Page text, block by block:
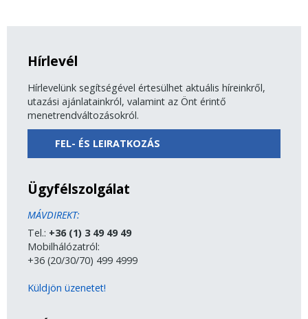
Hírlevél
Hírlevelünk segítségével értesülhet aktuális híreinkről,
utazási ajánlatainkról, valamint az Önt érintő
menetrendváltozásokról.
FEL- ÉS LEIRATKOZÁS
Ügyfélszolgálat
MÁVDIREKT:
Tel.: +36 (1) 3 49 49 49
Mobilhálózatról:
+36 (20/30/70) 499 4999
Küldjön üzenetet!